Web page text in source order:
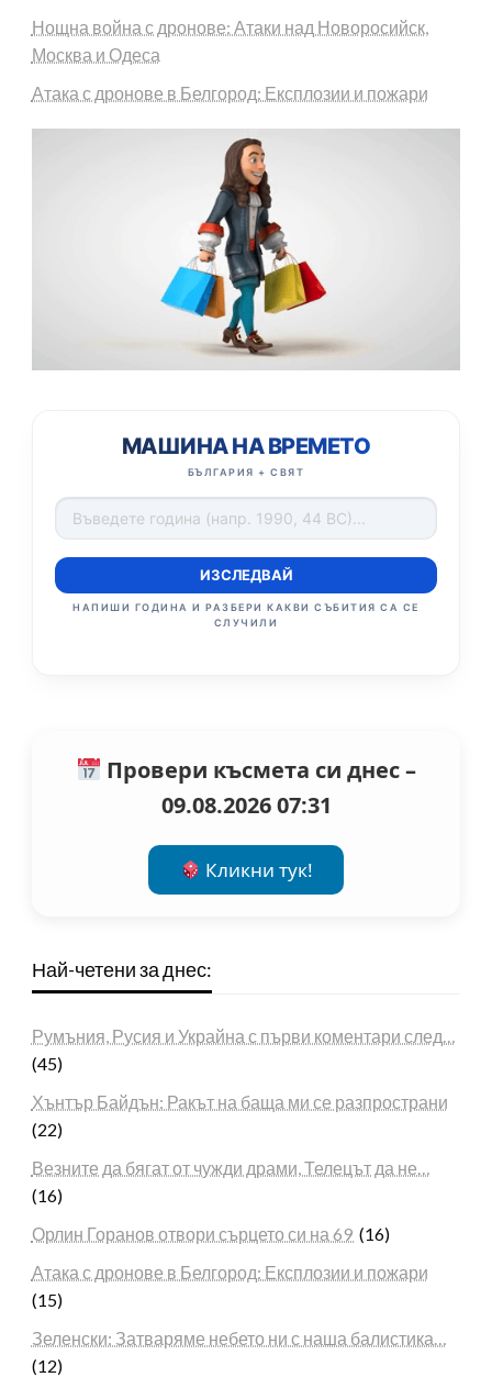
Нощна война с дронове: Атаки над Новоросийск,
Москва и Одеса
Атака с дронове в Белгород: Експлозии и пожари
МАШИНА НА ВРЕМЕТО
БЪЛГАРИЯ + СВЯТ
ИЗСЛЕДВАЙ
НАПИШИ ГОДИНА И РАЗБЕРИ КАКВИ СЪБИТИЯ СА СЕ
СЛУЧИЛИ
Провери късмета си днес –
09.08.2026 07:31
Кликни тук!
Най-четени за днес:
Румъния, Русия и Украйна с първи коментари след…
(45)
Хънтър Байдън: Ракът на баща ми се разпространи
(22)
Везните да бягат от чужди драми, Телецът да не…
(16)
Орлин Горанов отвори сърцето си на 69 (16)
Атака с дронове в Белгород: Експлозии и пожари
(15)
Зеленски: Затваряме небето ни с наша балистика…
(12)